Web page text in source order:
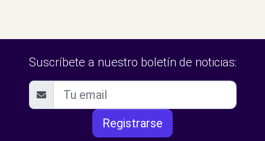
Suscríbete a nuestro boletín de noticias:
Registrarse